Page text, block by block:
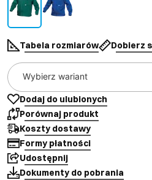
Tabela rozmiarów Dobierz
Wybierz wariant
Dodaj do ulubionych
Porównaj produkt
Koszty dostawy
Formy płatności
Udostępnij
Dokumenty do pobrania